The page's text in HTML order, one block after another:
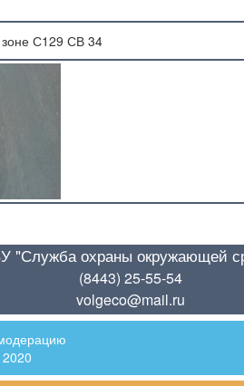
зоне С129 СВ 34
"Служба охраны окружающей
(8443) 25-55-54
volgeco@mail.ru